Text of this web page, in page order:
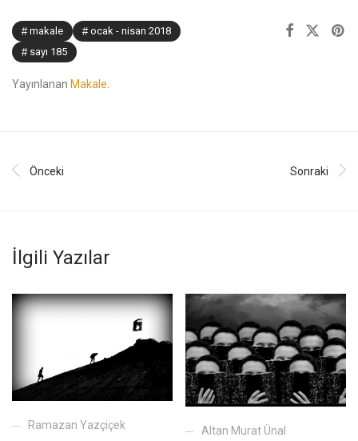
makale
ocak - nisan 2018
sayı 185
Yayınlanan Makale
Önceki Sonraki
İlgili Yazılar
Ramazan Yazçiçek Altan Murat Ünal